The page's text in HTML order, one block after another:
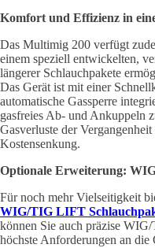
Komfort und Effizienz in
Das Multimig 200 verfügt
einem speziell entwickelten,
längerer Schlauchpakete
Das Gerät ist mit einer
automatische Gassperre
gasfreies Ab- und Ankuppeln
Gasverluste der
Kostensenkung.
Optionale Erweiterung:
Für noch mehr Vielseitigkeit
WIG/TIG LIFT
können Sie auch präzise
höchste Anforderungen an die